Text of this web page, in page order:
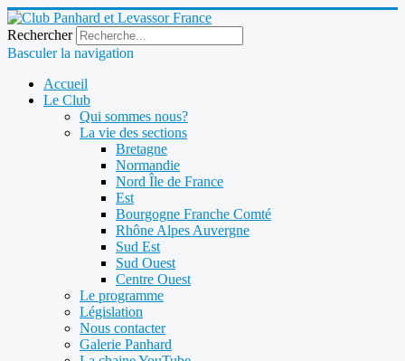
Rechercher
Basculer la navigation
Accueil
Le Club
Qui sommes nous?
La vie des sections
Bretagne
Normandie
Nord Île de France
Est
Bourgogne Franche Comté
Rhône Alpes Auvergne
Sud Est
Sud Ouest
Centre Ouest
Le programme
Législation
Nous contacter
Galerie Panhard